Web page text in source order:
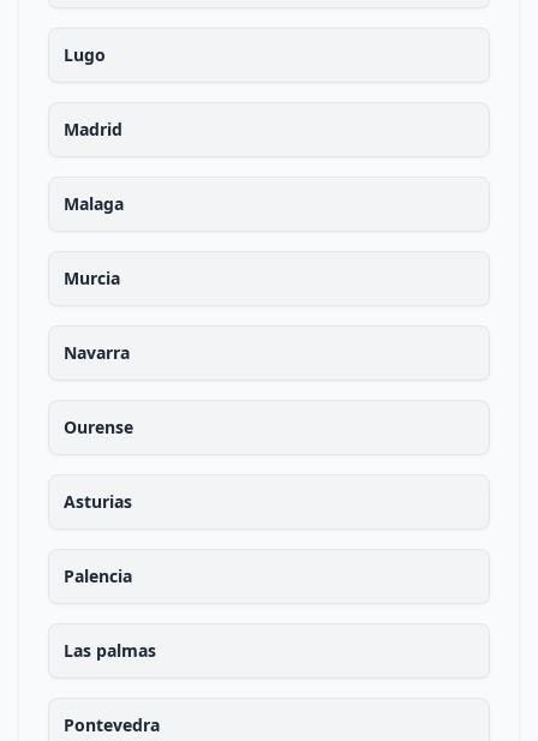
Lugo
Madrid
Malaga
Murcia
Navarra
Ourense
Asturias
Palencia
Las palmas
Pontevedra